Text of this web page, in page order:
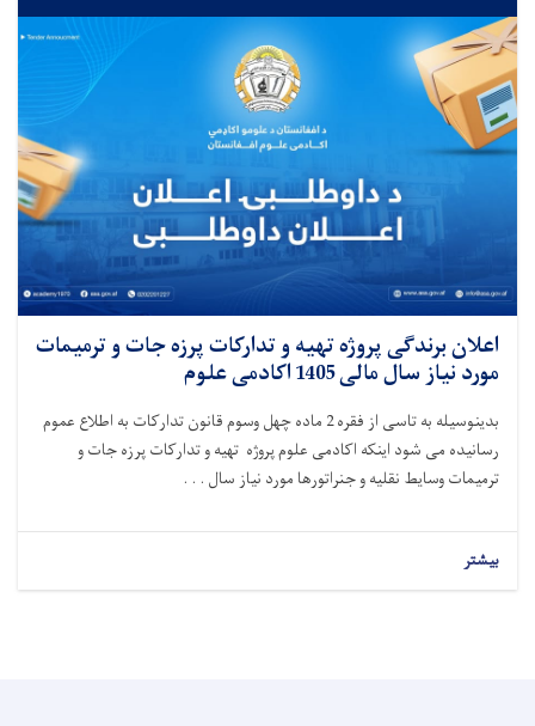
اعلان برندگی پروژه تهیه و تدارکات پرزه جات و ترمیمات
مورد نیاز سال مالی 1405 اکادمی علوم
بدینوسیله به تاسی از فقره 2 ماده چهل وسوم قانون تدارکات به اطلاع عموم
رسانیده می شود اینکه اکادمی علوم پروژه تهیه و تدارکات پرزه جات و
ترمیمات وسایط نقلیه و جنراتورها مورد نیاز سال . . .
بیشتر